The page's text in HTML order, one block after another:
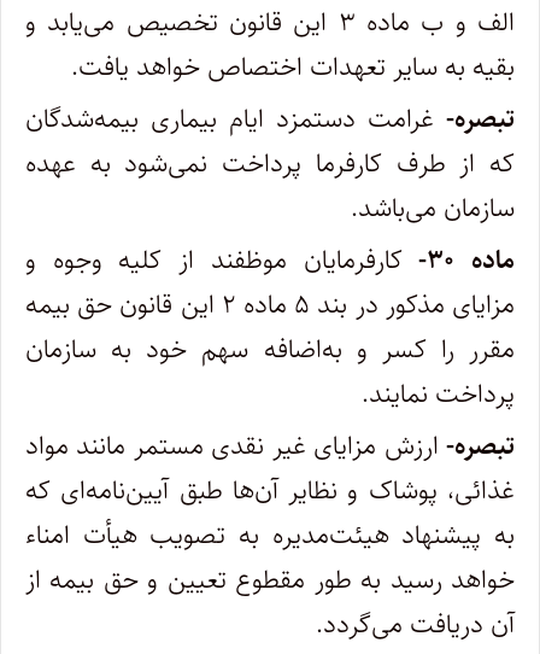
الف و ب ماده ۳ این قانون تخصیص می‌یابد و
بقیه به سایر تعهدات اختصاص خواهد یافت.
تبصره- غرامت دستمزد ایام بیماری بیمه‌شدگان
که از طرف کارفرما پرداخت نمی‌شود به عهده
سازمان می‌باشد.
ماده ۳۰-
کارفرمایان موظفند از کلیه وجوه و
مزایای مذکور در بند ۵ ماده ۲ این قانون حق بیمه
مقرر را کسر و به‌اضافه سهم خود به سازمان
پرداخت نمایند.
تبصره- ارزش مزایای غیر نقدی مستمر مانند مواد
غذائی، پوشاک و نظایر آن‌ها طبق آیین‌نامه‌ای که
به پیشنهاد هیئت‌مدیره به تصویب هیأت امناء
خواهد رسید به طور مقطوع تعیین و حق بیمه از
آن دریافت می‌گردد.